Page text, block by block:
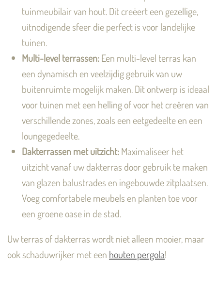
tuinmeubilair van hout. Dit creëert een gezellige,
uitnodigende sfeer die perfect is voor landelijke
tuinen.
Multi-level terrassen:Een multi-level terras kan
een dynamisch en veelzijdig gebruik van uw
buitenruimte mogelijk maken. Dit ontwerp is ideaal
voor tuinen met een helling of voor het creëren van
verschillende zones, zoals een eetgedeelte en een
loungegedeelte.
Dakterrassen met uitzicht:Maximaliseer het
uitzicht vanaf uw dakterras door gebruik te maken
van glazen balustrades en ingebouwde zitplaatsen.
Voeg comfortabele meubels en planten toe voor
een groene oase in de stad.
Uw terras of dakterras wordt niet alleen mooier, maar
ook schaduwrijker met een houten pergola!